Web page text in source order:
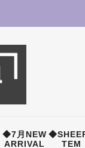
◆7月NEW
ARRIVAL
TEM